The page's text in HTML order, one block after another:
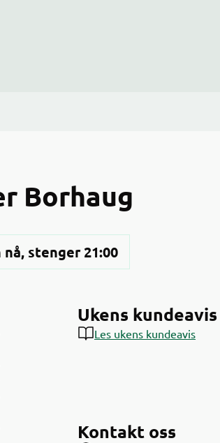
Borhaug
nå, stenger 21:00
Ukens kundeavis
Les ukens kundeavis
Kontakt oss